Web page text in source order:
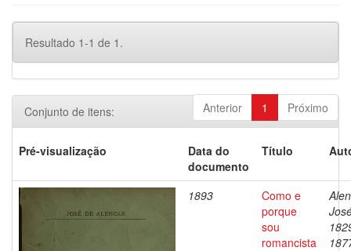
Resultado 1-1 de 1.
Anterior 1 Próximo
Conjunto de itens:
Pré-visualização
Data do
documento
Título
1893
Como e
porque
sou
romancista